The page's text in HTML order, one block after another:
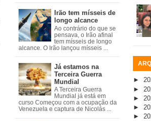
Irão tem mísseis de
longo alcance
Ao contrário do que se
pensava, o Irão afinal
tem mísseis de longo
alcance. O Irão lançou mísseis ...
Já estamos na
Terceira Guerra
Mundial
A Terceira Guerra
Mundial já está em
curso Começou com a ocupação da
Venezuela e captura de Nicolás ...
►
►
►
►
►